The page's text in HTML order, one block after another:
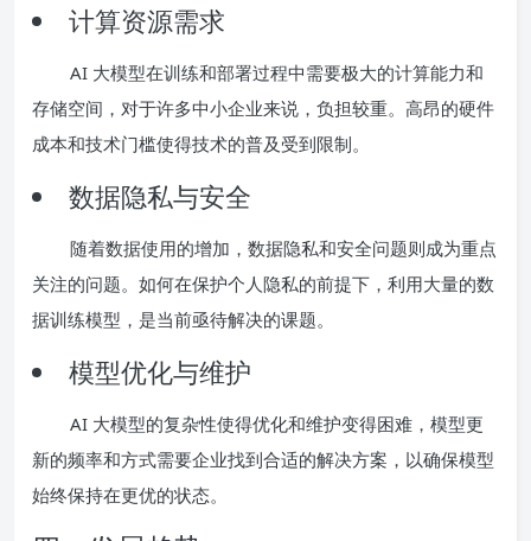
计算资源需求
AI 大模型在训练和部署过程中需要极大的计算能力和
存储空间，对于许多中小企业来说，负担较重。高昂的硬件
成本和技术门槛使得技术的普及受到限制。
数据隐私与安全
随着数据使用的增加，数据隐私和安全问题则成为重点
关注的问题。如何在保护个人隐私的前提下，利用大量的数
据训练模型，是当前亟待解决的课题。
模型优化与维护
AI 大模型的复杂性使得优化和维护变得困难，模型更
新的频率和方式需要企业找到合适的解决方案，以确保模型
始终保持在更优的状态。